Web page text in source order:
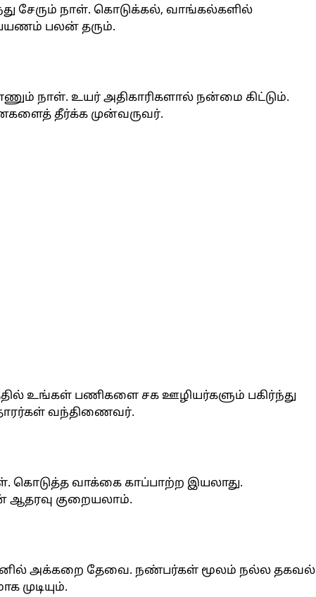
சேரும் நாள். கொடுக்கல், வாங்கல்களில்
பலன் தரும்.
நாள். உயர் அதிகாரிகளால் நன்மை கிட்டும்.
தீர்க்க முன்வருவர்.
உங்கள் பணிகளை சக ஊழியர்களும் பகிர்ந்து
வந்திணைவர்.
கொடுத்த வாக்கை காப்பாற்ற இயலாது.
ஆதரவு குறையலாம்.
அக்கறை தேவை. நண்பர்கள் மூலம் நல்ல தகவல்
முடியும்.